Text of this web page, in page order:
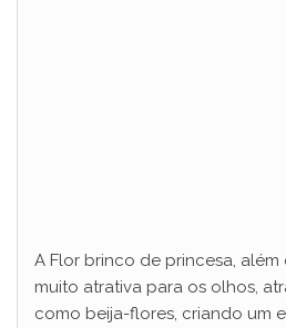
A Flor brinco de princesa,
muito atrativa para os olhos,
como beija-flores, criando um